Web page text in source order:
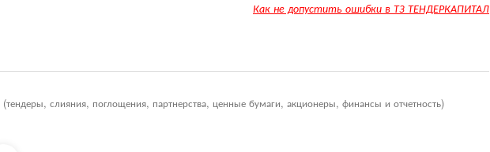
Как не допустить ошибки в ТЗ ТЕНДЕРКАПИТАЛ
(тендеры, слияния, поглощения, партнерства, ценные бумаги, акционеры, финансы и отчетность)